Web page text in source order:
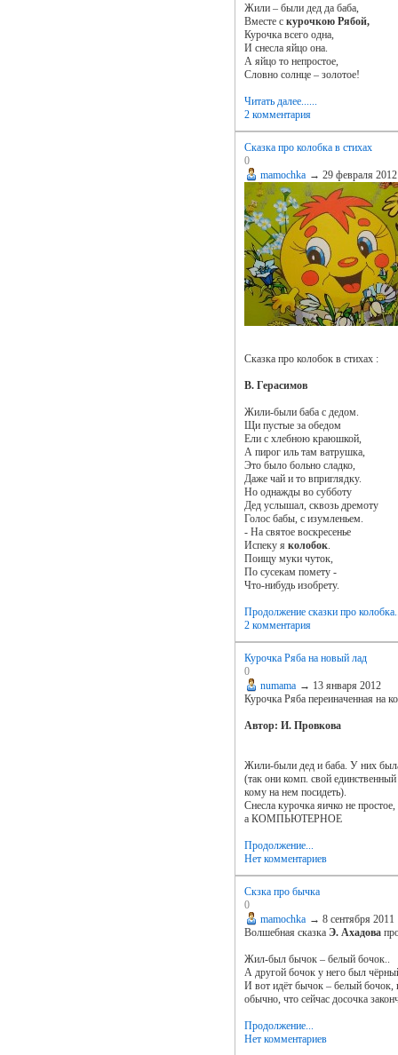
Жили – были дед да баба,
Вместе с курочкою Рябой,
Курочка всего одна,
И снесла яйцо она.
А яйцо то непростое,
Словно солнце – золотое!
Читать далее......
2 комментария
Сказка про колобка в стихах
0
mamochka → 29 февраля 2012
Сказка про колобок в стихах :
В. Герасимов
Жили-были баба с дедом.
Щи пустые за обедом
Ели с хлебною краюшкой,
А пирог иль там ватрушка,
Это было больно сладко,
Даже чай и то вприглядку.
Но однажды во субботу
Дед услышал, сквозь дремоту
Голос бабы, с изумленьем.
- На святое воскресенье
Испеку я колобок.
Поищу муки чуток,
По сусекам помету -
Что-нибудь изобрету.
Продолжение сказки про
2 комментария
Курочка Ряба на новый лад
0
numama → 13 января 2012
Курочка Ряба переиначенная на
Автор: И. Провкова
Жили-были дед и баба. У них
(так они комп. свой
кому на нем посидеть).
Снесла курочка яичко не простое,
а КОМПЬЮТЕРНОЕ
Продолжение...
Нет комментариев
Скзка про бычка
0
mamochka → 8 сентября 2011
Волшебная сказка Э. Ахадова
Жил-был бычок – белый бочок..
А другой бочок у него был
И вот идёт бычок – белый бочок,
обычно, что сейчас досочка
Продолжение...
Нет комментариев